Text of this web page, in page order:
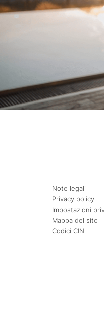
Note legali
Privacy policy
Impostazioni
Mappa del sito
Codici CIN